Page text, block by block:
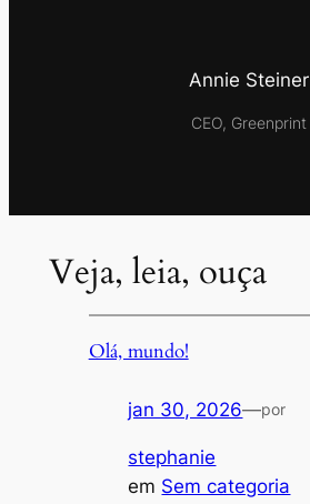
Annie Steiner
CEO, Greenprint
Veja, leia, ouça
Olá, mundo!
jan 30, 2026—por
stephanie
em Sem categoria